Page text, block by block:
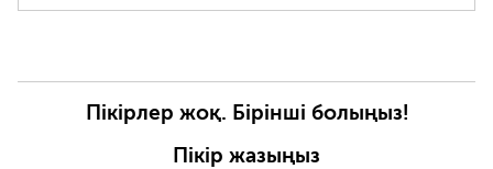
Пікірлер жоқ. Бірінші болыңыз!
Пікір жазыңыз